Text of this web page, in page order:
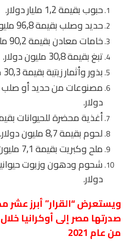
حبوب بقيمة 1,2 مليار دولار.
حديد وصلب بقيمة 96,8 مليون دولار.
خامات معادن بقيمة 90,2 مليون دولار.
تبغ بقيمة 30,8 مليون دولار.
بذور وأثمار زيتية بقيمة 30,3 مليون دولار.
دولار.
أغذية محضرة للحيوانات بقيمة 19,2 مليون
لحوم بقيمة 8,7 مليون دولار.
ملح وكبريت بقيمة 7,1 مليون دولار.
دولار.
ويستعرض “القرار” أبرز
من عام 2021